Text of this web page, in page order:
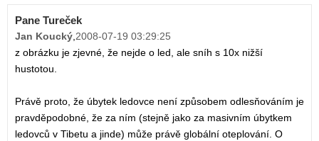
Pane Tureček
Jan Koucký,2008-07-19 03:29:25
z obrázku je zjevné, že nejde o led, ale sníh s 10x nižší
hustotou.
Právě proto, že úbytek ledovce není způsobem odlesňováním je
pravděpodobné, že za ním (stejně jako za masivním úbytkem
ledovců v Tibetu a jinde) může právě globální oteplování. O